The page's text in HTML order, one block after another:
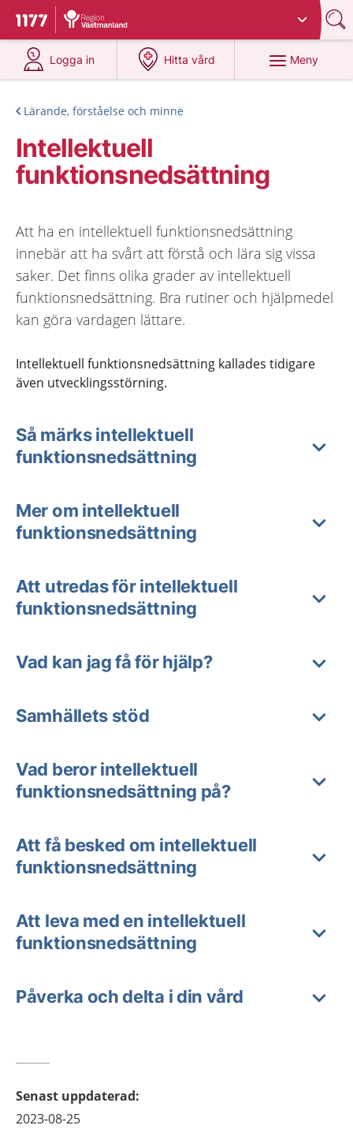
Till startsidan för 1177
Du har valt region
Logga in
på 1177.se
Hitta vård
på 1177.se
Meny
Lärande, förståelse och minne
Intellektuell
funktionsnedsättning
Att ha en intellektuell funktionsnedsättning
innebär att ha svårt att förstå och lära sig vissa
saker. Det finns olika grader av intellektuell
funktionsnedsättning. Bra rutiner och hjälpmedel
kan göra vardagen lättare.
Intellektuell funktionsnedsättning kallades tidigare
även utvecklingsstörning.
Så märks intellektuell
funktionsnedsättning
Mer om intellektuell
funktionsnedsättning
Att utredas för intellektuell
funktionsnedsättning
Vad kan jag få för hjälp?
Samhällets stöd
Vad beror intellektuell
funktionsnedsättning på?
Att få besked om intellektuell
funktionsnedsättning
Att leva med en intellektuell
funktionsnedsättning
Påverka och delta i din vård
Senast uppdaterad:
2023-08-25